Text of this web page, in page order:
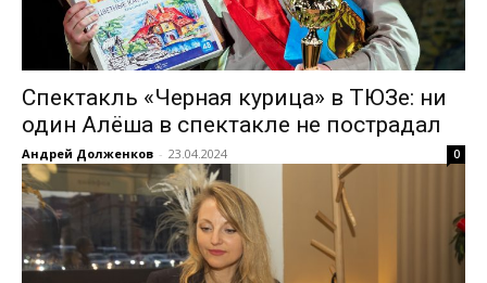
Спектакль «Черная курица» в ТЮЗе: ни
один Алёша в спектакле не пострадал
Андрей Долженков - 23.04.2024 0